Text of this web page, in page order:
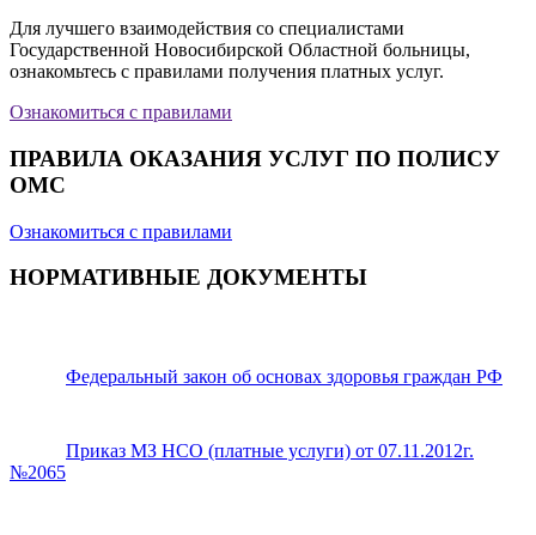
Для лучшего взаимодействия со специалистами
Государственной Новосибирской Областной больницы,
ознакомьтесь с правилами получения платных услуг.
Ознакомиться с правилами
ПРАВИЛА ОКАЗАНИЯ УСЛУГ ПО ПОЛИСУ
ОМС
Ознакомиться с правилами
НОРМАТИВНЫЕ ДОКУМЕНТЫ
Федеральный закон об основах здоровья граждан РФ
Приказ МЗ НСО (платные услуги) от 07.11.2012г.
№2065